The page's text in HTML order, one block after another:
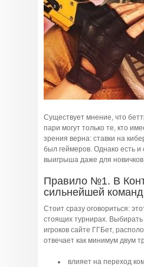
Существует мнение, что
пари могут только те, кто
зрения верна: ставки на
был геймеров. Однако есть
выигрыша даже для новичков
Правило №1. В
сильнейшей
Стоит сразу оговориться:
стоящих турнирах.
игроков сайте ГГБет,
отвечает как минимум двум
влияет на переход